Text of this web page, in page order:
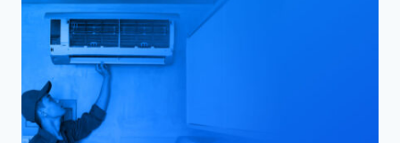
OU
RUIM?
REVIEW
DO
DO
DESIGNER